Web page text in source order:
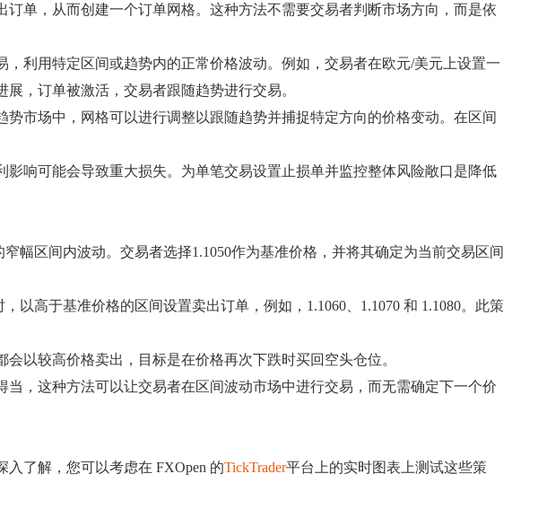
单，从而创建一个订单网格。这种方法不需要交易者判断市场方向，而是依
利用特定区间或趋势内的正常价格波动。例如，交易者在欧元/美元上设置一
，订单被激活，交易者跟随趋势进行交易。
市场中，网格可以进行调整以跟随趋势并捕捉特定方向的价格变动。在区间
响可能会导致重大损失。为单笔交易设置止损单并监控整体风险敞口是降低
幅区间内波动。交易者选择1.1050作为基准价格，并将其确定为当前交易区间
以高于基准价格的区间设置卖出订单，例如，1.1060、1.1070 和 1.1080。此策
以较高价格卖出，目标是在价格再次下跌时买回空头仓位。
，这种方法可以让交易者在区间波动市场中进行交易，而无需确定下一个价
了解，您可以考虑在 FXOpen 的TickTrader平台上的实时图表上测试这些策